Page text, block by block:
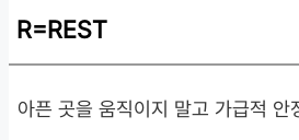
R=REST
아픈 곳을 움직이지 말고 가급적